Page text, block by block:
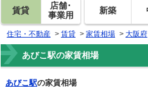
賃貸
店舗･
事業用
新築
住宅・不動産 > 賃貸 > 家賃相場 > 大阪府
あびこ駅の家賃相場
あびこ駅の家賃相場